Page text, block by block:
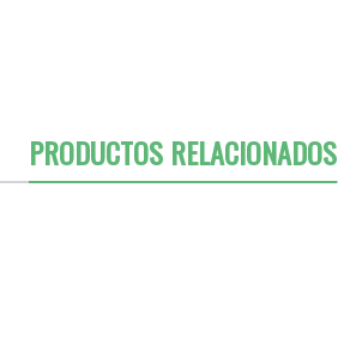
PRODUCTOS RELACIONADOS